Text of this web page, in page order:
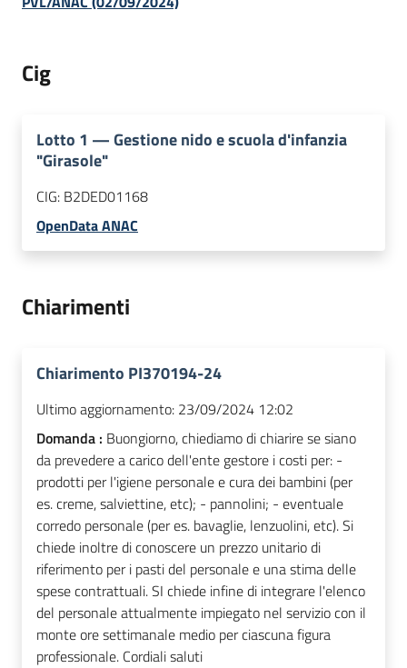
Cig
Lotto 1 —Gestione nido e scuola d'infanzia
"Girasole"
CIG: B2DED01168
OpenData ANAC
Chiarimenti
Chiarimento PI370194-24
Ultimo aggiornamento: 23/09/2024 12:02
Domanda : Buongiorno, chiediamo di chiarire se siano
da prevedere a carico dell'ente gestore i costi per: -
prodotti per l'igiene personale e cura dei bambini (per
es. creme, salviettine, etc); - pannolini; - eventuale
corredo personale (per es. bavaglie, lenzuolini, etc). Si
chiede inoltre di conoscere un prezzo unitario di
riferimento per i pasti del personale e una stima delle
spese contrattuali. SI chiede infine di integrare l'elenco
del personale attualmente impiegato nel servizio con il
monte ore settimanale medio per ciascuna figura
professionale. Cordiali saluti